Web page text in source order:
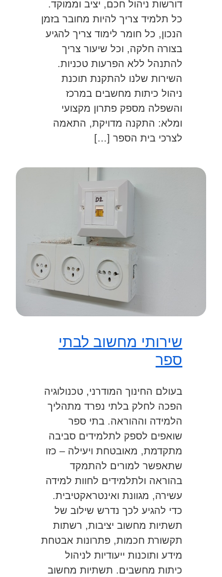
דורשות ניהול חכם, יציב וממוקד.
כל תלמיד צריך להיות מחובר בזמן
הנכון, כל חומר לימוד צריך להגיע
בצורה חלקה, וכל שיעור צריך
להתנהל ללא הפרעות טכניות.
השירות שלנו להתקנת תוכנת
ניהול כיתות מחשבים במרכז
והשפלה מספק פתרון מקצועי
ומלא: התקנה מדויקת, התאמה
לצרכי בית הספר […]
שירותי מחשוב לבתי
ספר
בעולם החינוך המודרני, טכנולוגיה
הפכה לחלק בלתי נפרד מתהליך
הלמידה וההוראה. בתי ספר
שואפים לספק לתלמידים סביבה
מתקדמת, מאובטחת ויעילה – כזו
שתאפשר למורים להתמקד
בהוראה ולתלמידים לחוות למידה
עשירה, מגוונת ואינטראקטיבית.
כדי להגיע לכך נדרש שילוב של
תשתיות מחשוב יציבות, רשתות
תקשורת חכמות, פתרונות אבטחת
מידע ותוכנות ייעודיות לניהול
כיתות מחשבים. תשתיות מחשוב